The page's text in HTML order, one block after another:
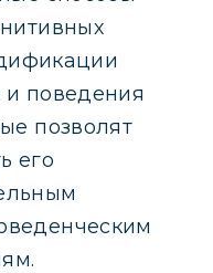
поведения
позволят
его